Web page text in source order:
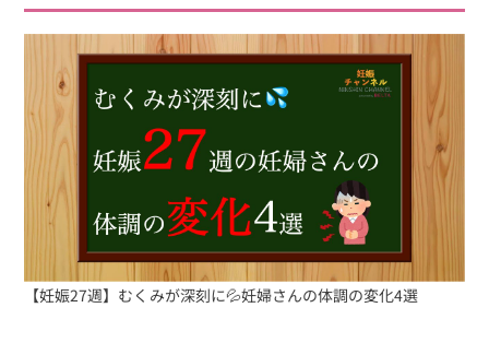
【妊娠27週】むくみが深刻に💦妊婦さんの体調の変化4選